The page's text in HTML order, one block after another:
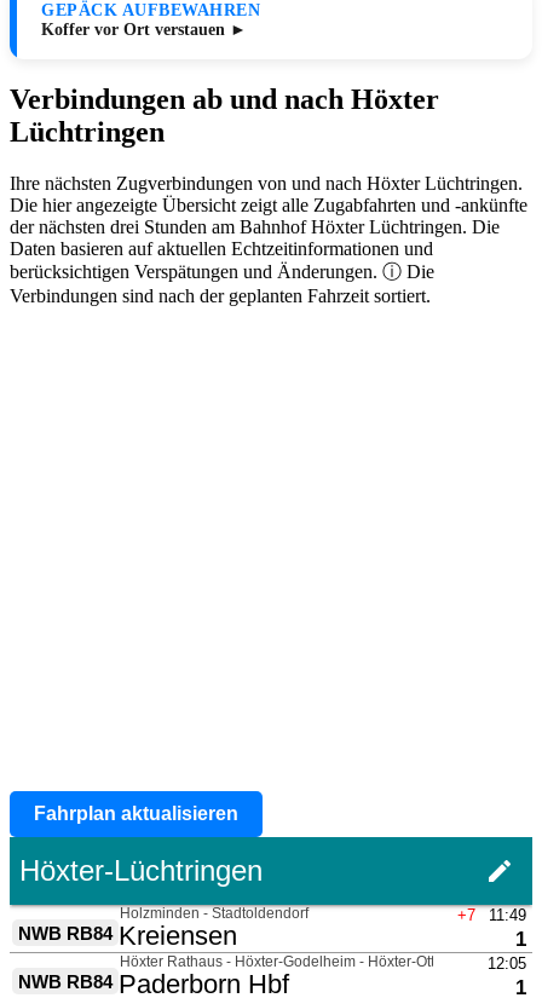
GEPÄCK AUFBEWAHREN
Koffer vor Ort verstauen ►
Verbindungen ab und nach Höxter
Lüchtringen
Ihre nächsten Zugverbindungen von und nach Höxter Lüchtringen.
Die hier angezeigte Übersicht zeigt alle Zugabfahrten und -ankünfte
der nächsten drei Stunden am Bahnhof Höxter Lüchtringen. Die
Daten basieren auf aktuellen Echtzeitinformationen und
berücksichtigen Verspätungen und Änderungen. ⓘ Die
Verbindungen sind nach der geplanten Fahrzeit sortiert.
Fahrplan aktualisieren